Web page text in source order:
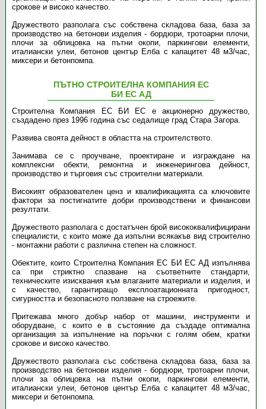
срокове и високо качество.
Дружеството разполага със собствена складова база, база за
производство на бетонови изделия - бордюри, тротоарни плочи,
плочи за облицовка на пътни окопи, паркингови елементи,
италиански улеи, бетонов център Елба с капацитет 48 м3/час,
миксери и бетонпомпа.
ПЪТНО СТРОИТЕЛНА КОМПАНИЯ ЕС
БИ ЕС АД
Строителна Компания ЕС БИ ЕС е акционерно дружество,
създадено през 1996 година със седалище град Стара Загора.
Развива своята дейност в областта на строителството.
Занимава се с проучване, проектиране и изграждане на
комплексни обекти, ремонтна и инженерингова дейност,
производство и търговия със строителни материали.
Високият образователен ценз и квалификацията са ключовите
фактори за постигнатите добри производствени и финансови
резултати.
Дружеството разполага с достатъчен брой висококвалифицирани
специалисти, с които може да изпълни всякакъв вид строително
- монтажни работи с различна степен на сложност.
Обектите, които Строителна Компания ЕС БИ ЕСАД изпълнява
са при стриктно спазване на съответните стандарти,
техническите изисквания към влаганите материали и изделия, и
с качество, гарантиращо експлоатационната пригодност,
сигурността и безопасното ползване на строежите.
Притежава много добър набор от машини, инструменти и
оборудване, с които е в състояние да създаде оптимална
организация за изпълнение на поръчки с голям обем, кратки
срокове и високо качество.
Дружеството разполага със собствена складова база, база за
производство на бетонови изделия - бордюри, тротоарни плочи,
плочи за облицовка на пътни окопи, паркингови елементи,
италиански улеи, бетонов център Елба с капацитет 48 м3/час,
миксери и бетонпомпа.